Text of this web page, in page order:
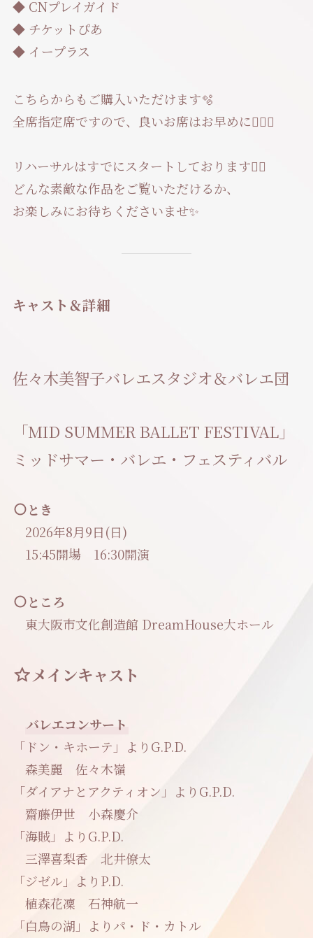
◆ CNプレイガイド
◆ チケットぴあ
◆ イープラス
こちらからもご購入いただけます🫧
全席指定席ですので、良いお席はお早めに🏃‍♀️✨
リハーサルはすでにスタートしております❤️‍🔥
どんな素敵な作品をご覧いただけるか、
お楽しみにお待ちくださいませ✨
キャスト＆詳細
佐々木美智子バレエスタジオ＆バレエ団
「MID SUMMER BALLET FESTIVAL」
ミッドサマー・バレエ・フェスティバル
とき
2026年8月9日(日)
15:45開場 16:30開演
ところ
東大阪市文化創造館 DreamHouse大ホール
メインキャスト
バレエコンサート
「ドン・キホーテ」よりG.P.D.
森美麗 佐々木嶺
「ダイアナとアクティオン」よりG.P.D.
齋藤伊世 小森慶介
「海賊」よりG.P.D.
三澤喜梨香 北井僚太
「ジゼル」よりP.D.
植森花凜 石神航一
「白鳥の湖」よりパ・ド・カトル